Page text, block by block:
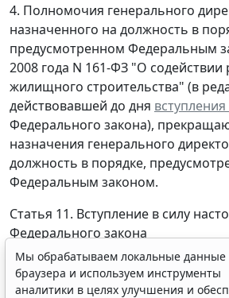
4. Полномочия генерального
назначенного на должность в
предусмотренном Федеральным
2008 года N 161-ФЗ "О содействии
жилищного строительства" (в
действовавшей до дня вступления
Федерального закона),
назначения генерального
должность в порядке,
Федеральным законом.
Статья 11. Вступление в силу
Федерального закона
Настоящий Федеральный закон
дня его официального
Мы обрабатываем локальные данные
браузера и используем инструменты
аналитики в целях улучшения и